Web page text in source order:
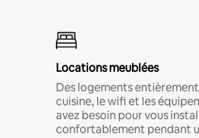
Locations meublées
Des logements
cuisine, le wifi et les
avez besoin pour vous
confortablement pendant